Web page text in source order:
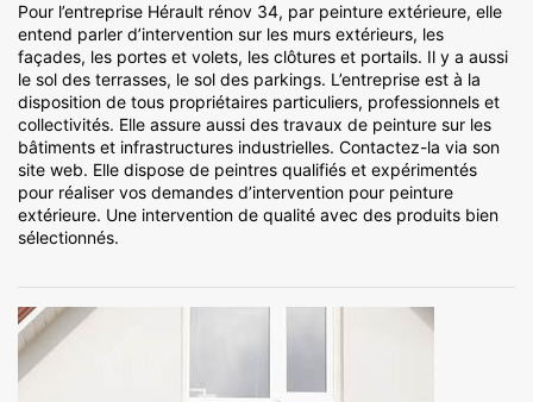
Pour l’entreprise Hérault rénov 34, par peinture extérieure, elle
entend parler d’intervention sur les murs extérieurs, les
façades, les portes et volets, les clôtures et portails. Il y a aussi
le sol des terrasses, le sol des parkings. L’entreprise est à la
disposition de tous propriétaires particuliers, professionnels et
collectivités. Elle assure aussi des travaux de peinture sur les
bâtiments et infrastructures industrielles. Contactez-la via son
site web. Elle dispose de peintres qualifiés et expérimentés
pour réaliser vos demandes d’intervention pour peinture
extérieure. Une intervention de qualité avec des produits bien
sélectionnés.